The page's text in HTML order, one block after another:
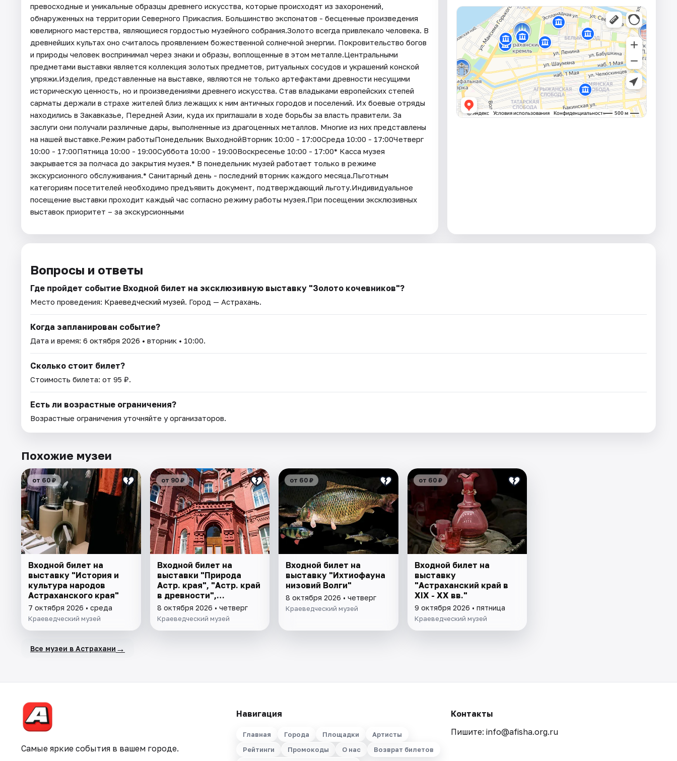
превосходные и уникальные образцы древнего искусства, которые происходят из захоронений,
обнаруженных на территории Северного Прикаспия. Большинство экспонатов - бесценные произведения
ювелирного мастерства, являющиеся гордостью музейного собрания.Золото всегда привлекало человека. В
древнейших культах оно считалось проявлением божественной солнечной энергии. Покровительство богов
и природы человек воспринимал через знаки и образы, воплощенные в этом металле.Центральными
предметами выставки является коллекция золотых предметов, ритуальных сосудов и украшений конской
упряжи.Изделия, представленные на выставке, являются не только артефактами древности несущими
историческую ценность, но и произведениями древнего искусства. Став владыками европейских степей
сарматы держали в страхе жителей близ лежащих к ним античных городов и поселений. Их боевые отряды
находились в Закавказье, Передней Азии, куда их приглашали в ходе борьбы за власть правители. За
заслуги они получали различные дары, выполненные из драгоценных металлов. Многие из них представлены
на нашей выставке.Режим работыПонедельник ВыходнойВторник 10:00 - 17:00Среда 10:00 - 17:00Четверг
10:00 - 17:00Пятница 10:00 - 19:00Суббота 10:00 - 19:00Воскресенье 10:00 - 17:00* Касса музея
закрывается за полчаса до закрытия музея.* В понедельник музей работает только в режиме
экскурсионного обслуживания.* Санитарный день - последний вторник каждого месяца.Льготным
категориям посетителей необходимо предъявить документ, подтверждающий льготу.Индивидуальное
посещение выставки проходит каждый час согласно режиму работы музея.При посещении эксклюзивных
выставок приоритет – за экскурсионными
Вопросы и ответы
Где пройдет событие Входной билет на эксклюзивную выставку "Золото кочевников"?
Место проведения: Краеведческий музей. Город — Астрахань.
Когда запланирован событие?
Дата и время: 6 октября 2026 • вторник • 10:00.
Сколько стоит билет?
Стоимость билета: от 95 ₽.
Есть ли возрастные ограничения?
Возрастные ограничения уточняйте у организаторов.
Похожие музеи
от 60 ₽
Входной билет на
выставку "История и
культура народов
Астраханского края"
7 октября 2026 • среда
Краеведческий музей
от 90 ₽
Входной билет на
выставки "Природа
Астр. края", "Астр. край
в древности",
"Заселение Астр. края"
8 октября 2026 • четверг
Краеведческий музей
от 60 ₽
Входной билет на
выставку "Ихтиофауна
низовий Волги"
8 октября 2026 • четверг
Краеведческий музей
от 60 ₽
Входной билет на
выставку
"Астраханский край в
XIX - XX вв."
9 октября 2026 • пятница
Краеведческий музей
Все музеи в Астрахани →
Самые яркие события в вашем городе.
Навигация
Главная Города Площадки
Артисты
Рейтинги
Промокоды О нас
Возврат билетов
Контакты
Пишите: info@afisha.org.ru